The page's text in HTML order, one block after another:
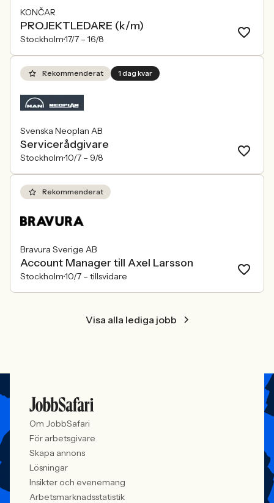
KONČAR
PROJEKTLEDARE (k/m)
Stockholm17/7 – 16/8
Rekommenderat 1 dag kvar
Svenska Neoplan AB
Servicerådgivare
Stockholm10/7 – 9/8
Rekommenderat
Bravura Sverige AB
Account Manager till Axel Larsson
Stockholm10/7 – tillsvidare
Visa alla lediga jobb
Om JobbSafari
För arbetsgivare
Skapa annons
Lösningar
Insikter och evenemang
Arbetsmarknadsstatistik